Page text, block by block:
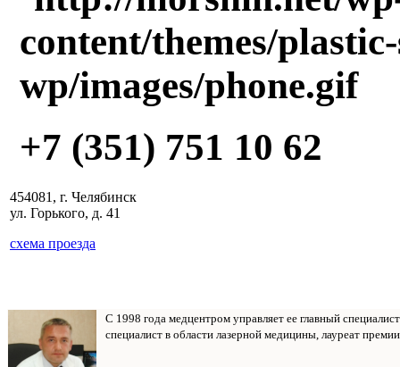
+7 (351) 751 10 62
454081, г. Челябинск
ул. Горького, д. 41
схема проезда
С 1998 года медцентром управляет ее главный
специалист в области лазерной медицины, лауреат